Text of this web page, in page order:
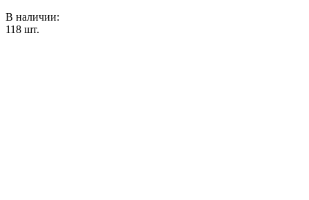
В наличии:
118 шт.